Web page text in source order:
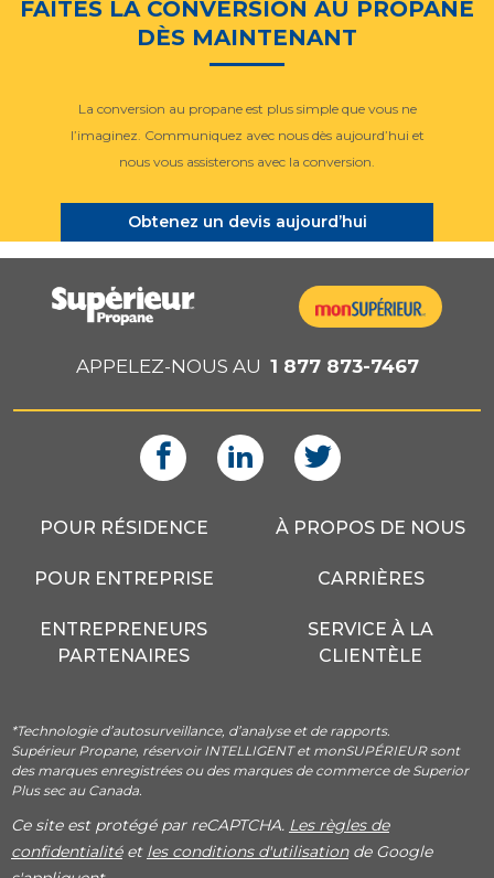
FAITES LA CONVERSION AU PROPANE
DÈS MAINTENANT
La conversion au propane est plus simple que vous ne
l’imaginez. Communiquez avec nous dès aujourd’hui et
nous vous assisterons avec la conversion.
Obtenez un devis aujourd’hui
APPELEZ-NOUS AU 1 877 873-7467
POUR RÉSIDENCE
POUR ENTREPRISE
ENTREPRENEURS
PARTENAIRES
À PROPOS DE NOUS
CARRIÈRES
SERVICE À LA
CLIENTÈLE
*Technologie d’autosurveillance, d’analyse et de rapports.
Supérieur Propane, réservoir INTELLIGENT et monSUPÉRIEUR sont
des marques enregistrées ou des marques de commerce de Superior
Plus sec au Canada.
Ce site est protégé par reCAPTCHA. Les règles de
confidentialitéet les conditions d'utilisationde Google